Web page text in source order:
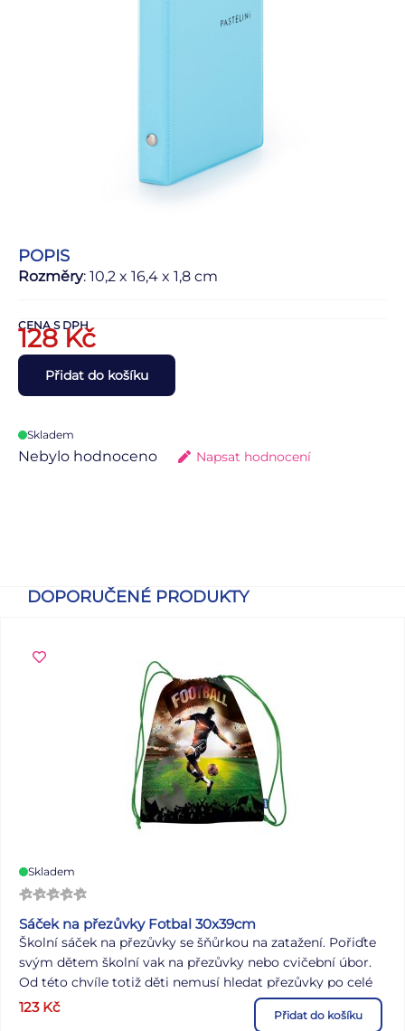
POPIS
Rozměry: 10,2 x 16,4 x 1,8 cm
CENA S DPH
128Kč
Přidat do košíku
Skladem
Nebylo hodnoceno Napsat hodnocení
DOPORUČENÉ PRODUKTY
Skladem
Sáček na přezůvky Fotbal 30x39cm
Školní sáček na přezůvky se šňůrkou na zatažení. Pořiďte
svým dětem školní vak na přezůvky nebo cvičební úbor.
Od této chvíle totiž děti nemusí hledat přezůvky po celé
šatně, ale mají je na jednom místě. POUŽITÍ: Vhodný jako
pytlík na cvičební úbor do tělocviku. Vyrobený z pevného,
123 Kč Přidat do košíku